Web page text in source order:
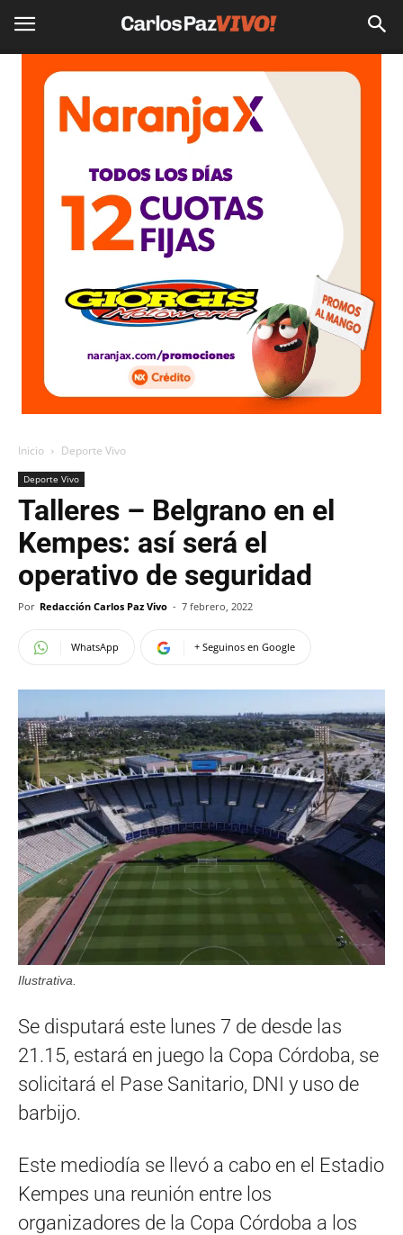
Inicio Deporte Vivo
Deporte Vivo
Talleres – Belgrano en el
Kempes: así será el
operativo de seguridad
Por Redacción Carlos Paz Vivo - 7 febrero, 2022
WhatsApp + Seguinos en Google
Ilustrativa.
Se disputará este lunes 7 de desde las
21.15, estará en juego la Copa Córdoba, se
solicitará el Pase Sanitario, DNI y uso de
barbijo.
Este mediodía se llevó a cabo en el Estadio
Kempes una reunión entre los
organizadores de la Copa Córdoba a los